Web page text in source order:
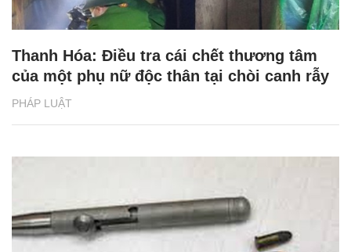
PHÁP LUẬT
Thanh Hóa: Điều tra cái chết thương tâm
của một phụ nữ độc thân tại chòi canh rẫy